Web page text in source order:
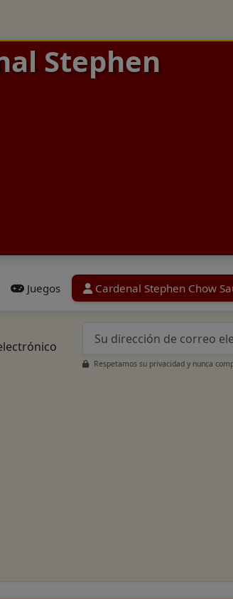
Stephen
Juegos Cardenal Stephen Chow
Respetamos su privacidad y nunca